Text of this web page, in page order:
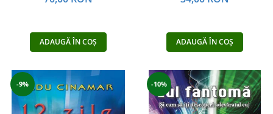
ADAUGĂ ÎN COȘ ADAUGĂ ÎN COȘ
-9% -10%